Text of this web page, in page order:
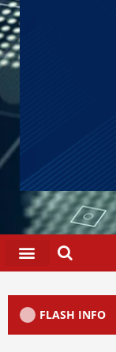
FLASH INFO